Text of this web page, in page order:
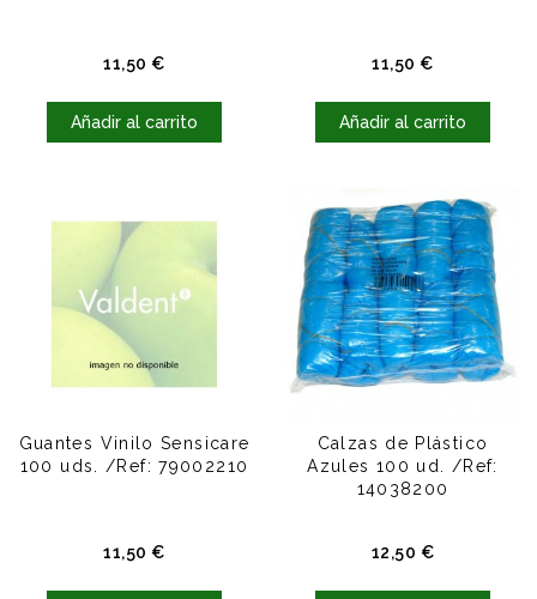
11,50 €Precio
Añadir al carrito
11,50 €Precio
Añadir al carrito
Guantes Vinilo Sensicare
100 uds. /Ref: 79002210
11,50 €Precio
Calzas de Plástico
Azules 100 ud. /Ref:
14038200
12,50 €Precio